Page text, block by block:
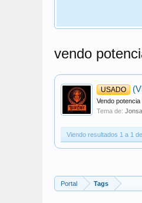
vendo
USADO
Vendo
Tema de:
Viendo resultados 1 a 1
Portal Tags